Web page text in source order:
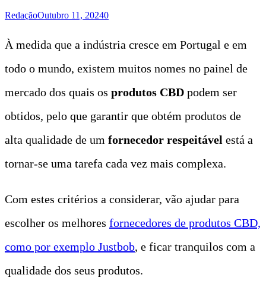
RedaçãoOutubro 11, 20240
À medida que a indústria cresce em Portugal e em
todo o mundo, existem muitos nomes no painel de
mercado dos quais os produtos CBD podem ser
obtidos, pelo que garantir que obtém produtos de
alta qualidade de um fornecedor respeitável está a
tornar-se uma tarefa cada vez mais complexa.
Com estes critérios a considerar, vão ajudar para
escolher os melhores fornecedores de produtos CBD,
como por exemplo Justbob, e ficar tranquilos com a
qualidade dos seus produtos.